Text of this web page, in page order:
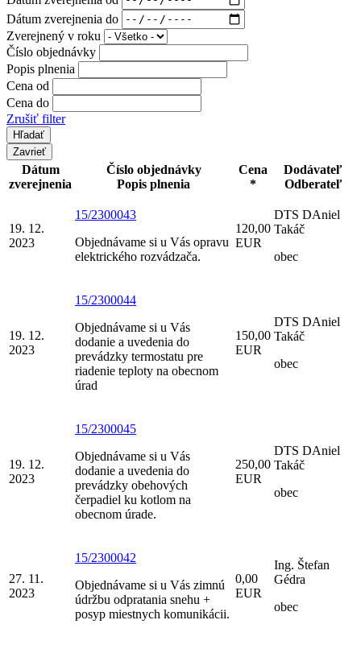
Dátum zverejnenia do
Zverejnený v roku
Číslo objednávky
Popis plnenia
Cena od
Cena do
Zrušiť filter
Zavrieť
Dátum
zverejnenia
Číslo objednávky
Popis plnenia
Cena
*
Dodávateľ
Odberateľ
19. 12.
2023
15/2300043
Objednávame si u Vás opravu
elektrického rozvádzača.
120,00
EUR
DTS DAniel
Takáč
obec
19. 12.
2023
15/2300044
Objednávame si u Vás
dodanie a uvedenia do
prevádzky termostatu pre
riadenie teploty na obecnom
úrad
150,00
EUR
DTS DAniel
Takáč
obec
19. 12.
2023
15/2300045
Objednávame si u Vás
dodanie a uvedenia do
prevádzky obehových
čerpadiel ku kotlom na
obecnom úrade.
250,00
EUR
DTS DAniel
Takáč
obec
27. 11.
2023
15/2300042
Objednávame si u Vás zimnú
údržbu odpratania snehu +
posyp miestnych komunikácii.
0,00
EUR
Ing. Štefan
Gédra
obec